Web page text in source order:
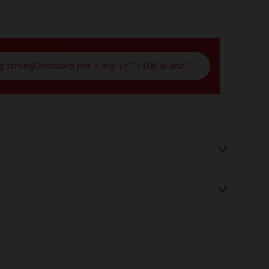
strongDescubro por < wg-1="">10€ al año*